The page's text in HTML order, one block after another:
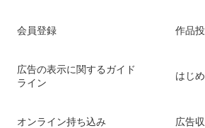
会員登録 作品
広告の表示に関するガイド
ライン
はじ
オンライン持ち込み 広告